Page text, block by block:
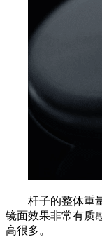
杆子的整体重
镜面效果非常有质
高很多。